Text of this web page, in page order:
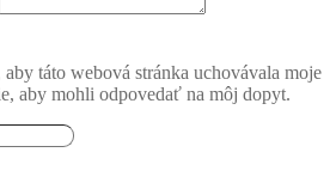
aby táto webová stránka uchovávala moje
aby mohli odpovedať na môj dopyt.